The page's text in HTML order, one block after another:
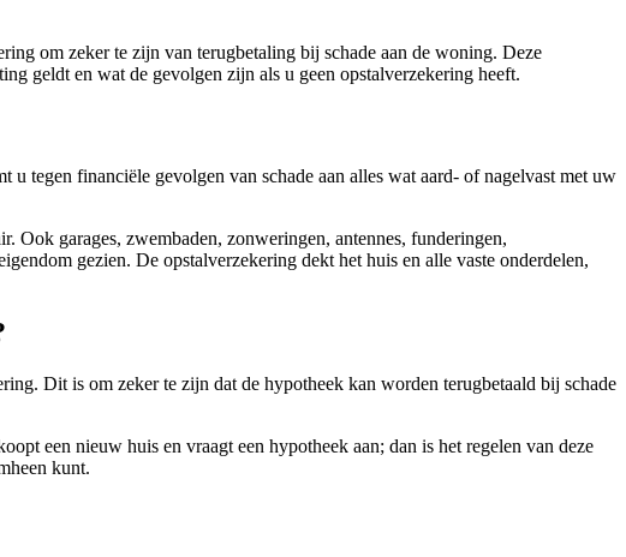
om zeker te zijn van terugbetaling bij schade aan de woning. Deze
geldt en wat de gevolgen zijn als u geen opstalverzekering heeft.
tegen financiële gevolgen van schade aan alles wat aard- of nagelvast met uw
Ook garages, zwembaden, zonweringen, antennes, funderingen,
gezien. De opstalverzekering dekt het huis en alle vaste onderdelen,
Dit is om zeker te zijn dat de hypotheek kan worden terugbetaald bij schade
een nieuw huis en vraagt een hypotheek aan; dan is het regelen van deze
kunt.